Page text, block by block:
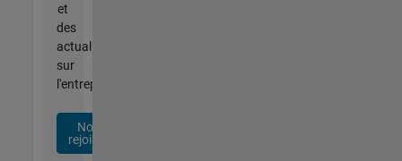
et
des
actualités
sur
l'entreprise.
Nous
rejoindre